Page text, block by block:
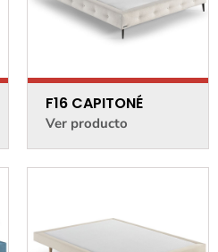
F16 CAPITONÉ
Ver producto